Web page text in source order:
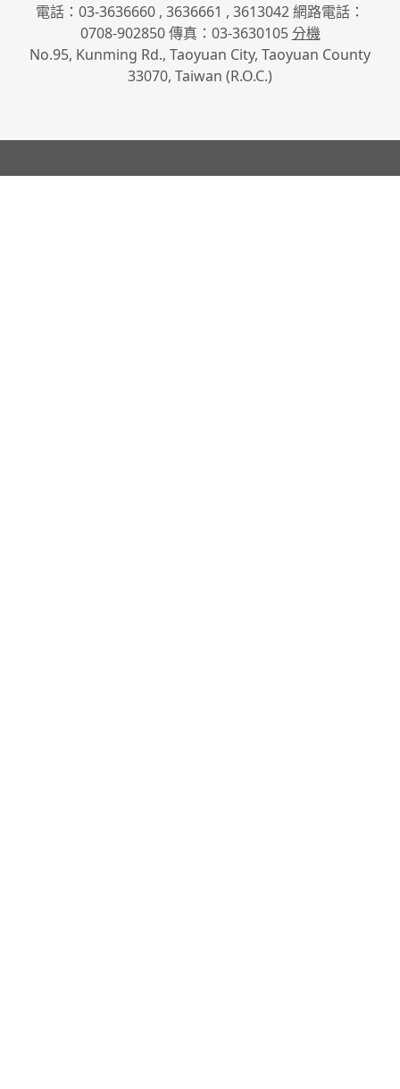
電話：03-3636660 , 3636661 , 3613042 網路電話：
0708-902850 傳真：03-3630105分機
No.95, Kunming Rd., Taoyuan City, Taoyuan County
33070, Taiwan (R.O.C.)